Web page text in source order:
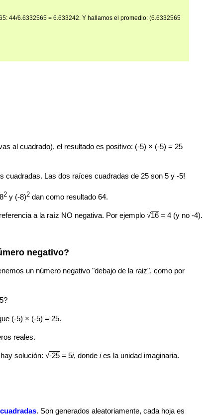
44/6.6332565 = 6.633242. Y hallamos el promedio: (6.6332565
al cuadrado), el resultado es positivo: (-5) × (-5) = 25
cuadradas. Las dos raíces cuadradas de 25 son 5 y -5!
2 y (-8)2 dan como resultado 64.
a la raíz NO negativa. Por ejemplo √16 = 4 (y no -4).
negativo?
un número negativo "debajo de la raiz", como por
(-5) × (-5) = 25.
reales.
solución: √-25 = 5i, donde ies la unidad imaginaria.
. Son generados aleatoriamente, cada hoja es